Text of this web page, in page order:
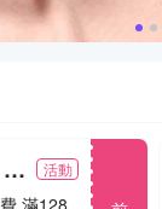
滿1,288元折$100、滿1,888元折$200 活動